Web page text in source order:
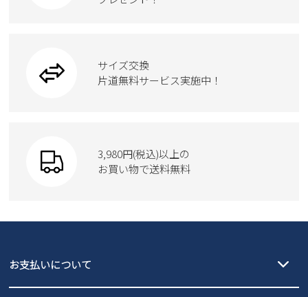
ウェア
moz
ブーツ
Parade
GAP
new balance
瞬足
トートバッグサイズ交換
片道無料サービス実施中！
3,980円(税込)以上の
お買い物で送料無料
お支払いについて